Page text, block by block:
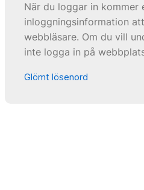
När du loggar in kommer
inloggningsinformation
webbläsare. Om du vill
inte logga in på
Glömt lösenord